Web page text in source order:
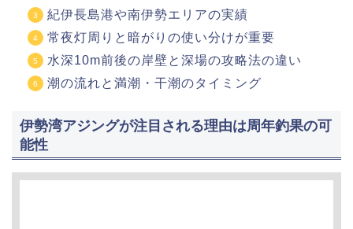
紀伊長島港や南伊勢エリアの実績
常夜灯周りと暗がりの使い分けが重要
水深10m前後の岸壁と深場の攻略法の違い
潮の流れと満潮・干潮のタイミング
伊勢湾アジングが注目される理由は周年釣果の可
能性